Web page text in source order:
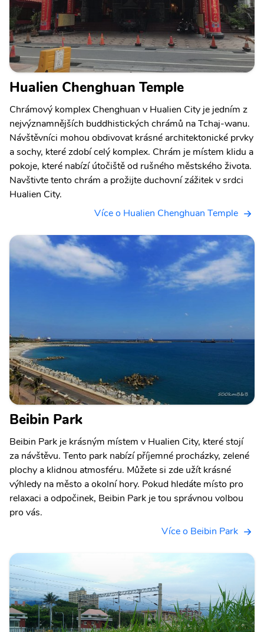
Hualien Chenghuan Temple
Chrámový komplex Chenghuan v Hualien City je jedním z
nejvýznamnějších buddhistických chrámů na Tchaj-wanu.
Návštěvníci mohou obdivovat krásné architektonické prvky
a sochy, které zdobí celý komplex. Chrám je místem klidu a
pokoje, které nabízí útočiště od rušného městského života.
Navštivte tento chrám a prožijte duchovní zážitek v srdci
Hualien City.
Více o Hualien Chenghuan Temple
Beibin Park
Beibin Park je krásným místem v Hualien City, které stojí
za návštěvu. Tento park nabízí příjemné procházky, zelené
plochy a klidnou atmosféru. Můžete si zde užít krásné
výhledy na město a okolní hory. Pokud hledáte místo pro
relaxaci a odpočinek, Beibin Park je tou správnou volbou
pro vás.
Více o Beibin Park